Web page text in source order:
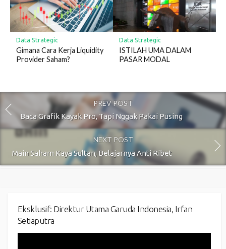
Data Strategic
Gimana Cara Kerja Liquidity
Provider Saham?
Data Strategic
ISTILAH UMA DALAM
PASAR MODAL
PREV POST
Baca Grafik Kayak Pro, Tapi Nggak Pakai Pusing
NEXT POST
Main Saham Kaya Sultan, Belajarnya Anti Ribet
Eksklusif: Direktur Utama Garuda Indonesia, Irfan
Setiaputra